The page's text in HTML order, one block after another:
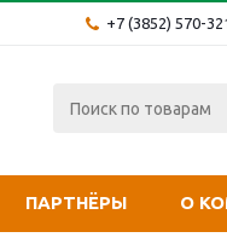
+7 (3852) 570-
ПАРТНЁРЫ О